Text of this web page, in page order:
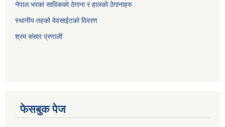
नेपाल भरका साविककाे ठेगाना र हालकाे ठेगानाहरु
स्थानीय तहको वेवसाईटको विवरण
श्रम संसार प्रणाली
फेसबुक पेज